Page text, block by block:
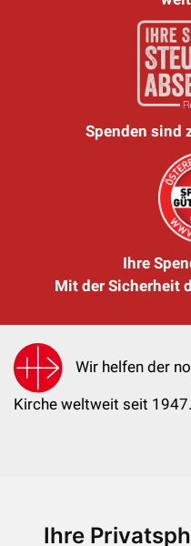
Ihre
Spenden sind
Ihre
Mit der Sicherheit
Wir helfen der
Kirche weltweit seit 1947.
KIRCHE IN